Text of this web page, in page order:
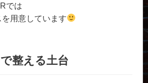
では
用意しています
整える土台